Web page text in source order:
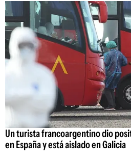
Un turista francoargentino dio
en España y está aislado en Galicia